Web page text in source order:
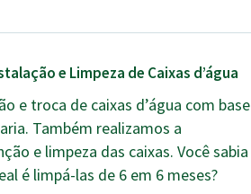
e Limpeza de Caixas d’água
e troca de caixas d’água com base
Também realizamos a
e limpeza das caixas. Você sabia
é limpá-las de 6 em 6 meses?